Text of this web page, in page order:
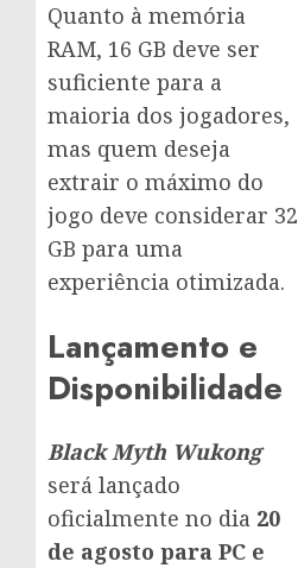
Quanto à memória
RAM, 16 GB deve ser
suficiente para a
maioria dos jogadores,
mas quem deseja
extrair o máximo do
jogo deve considerar 32
GB para uma
experiência otimizada.
Lançamento e
Disponibilidade
Black Myth Wukong
será lançado
oficialmente no dia 20
de agosto para PC e